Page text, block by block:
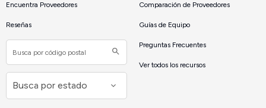
Encuentra Proveedores
Reseñas
Comparación de Proveedores
Guías de Equipo
Preguntas Frecuentes
Ver todos los recursos